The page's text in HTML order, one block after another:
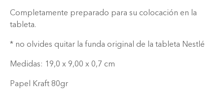
Completamente preparado para su colocación en la
tableta.
* no olvides quitar la funda original de la tableta Nestlé
Medidas: 19,0 x 9,00 x 0,7 cm
Papel Kraft 80gr